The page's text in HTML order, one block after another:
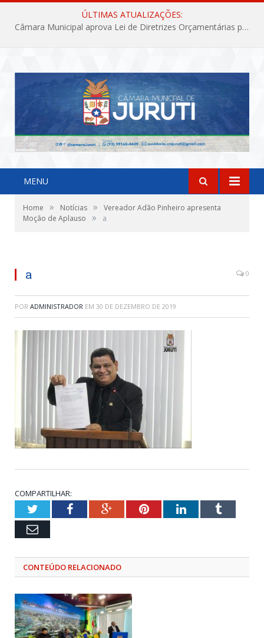
ÚLTIMAS ATUALIZAÇÕES:
Câmara Municipal aprova Lei de Diretrizes Orçamentárias para o exercício financeiro de 2027
MENU
Home » Notícias »
Vereador Adão Pinheiro apresenta
Moção de Aplauso
» a
a 0
POR ADMINISTRADOR EM 30 DE DEZEMBRO DE 2019
COMPARTILHAR:
TwitterFacebookGoogle+PinterestLinkedInTumblr
Email
CONTEÚDO RELACIONADO